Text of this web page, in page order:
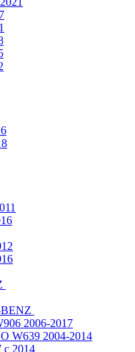
2006-2017
W639 2004-2014
с 2014